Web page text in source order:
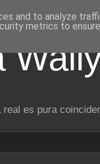
es pura
and to analyze
metrics to